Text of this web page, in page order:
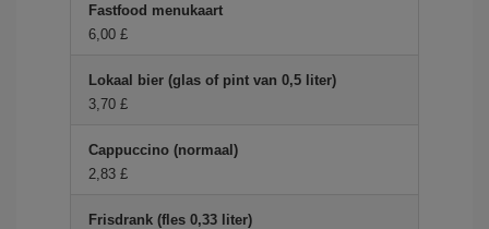
Fastfood menukaart
6,00 £
Lokaal bier (glas of pint van 0,5 liter)
3,70 £
Cappuccino (normaal)
2,83 £
Frisdrank (fles 0,33 liter)